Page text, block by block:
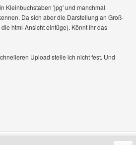
Kleinbuchstaben 'jpg' und manchmal
Da sich aber die Darstellung an Groß-
html-Ansicht einfüge). Könnt Ihr das
Upload stelle ich nicht fest. Und